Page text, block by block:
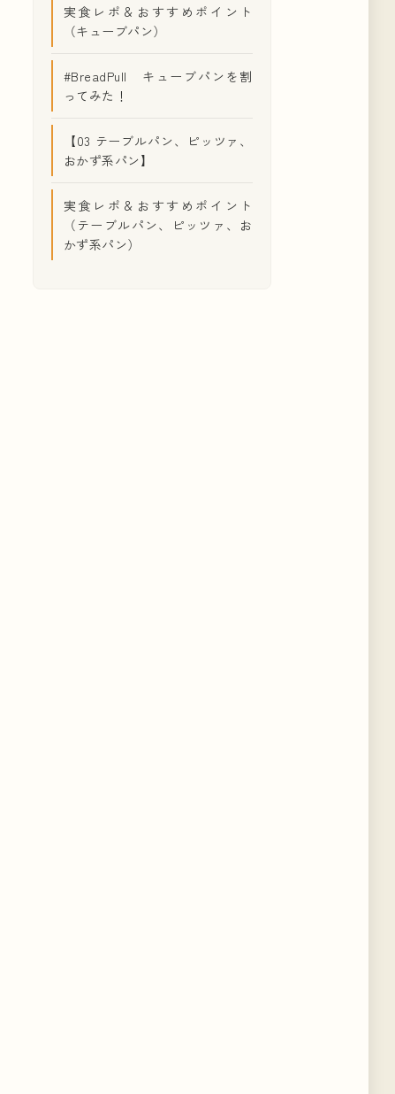
オ・ショコラ # 東京
デンマーク
旅アイテム
レストラン #
#京都 #宮崎
アニバーサリー
#
実食レポ＆おすすめポイント
（キューブパン）
#BreadPull キューブパンを割
ってみた！
【03 テーブルパン、ピッツァ、
おかず系パン】
実食レポ＆おすすめポイント
（テーブルパン、ピッツァ、お
かず系パン）